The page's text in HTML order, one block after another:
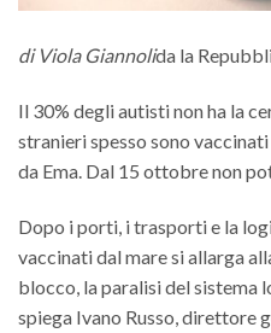
di Viola Giannolida la
Il 30% degli autisti non ha la
stranieri spesso sono
da Ema. Dal 15 ottobre non
Dopo i porti, i trasporti e la
vaccinati dal mare si allarga
blocco, la paralisi del sistema
spiega Ivano Russo, direttore